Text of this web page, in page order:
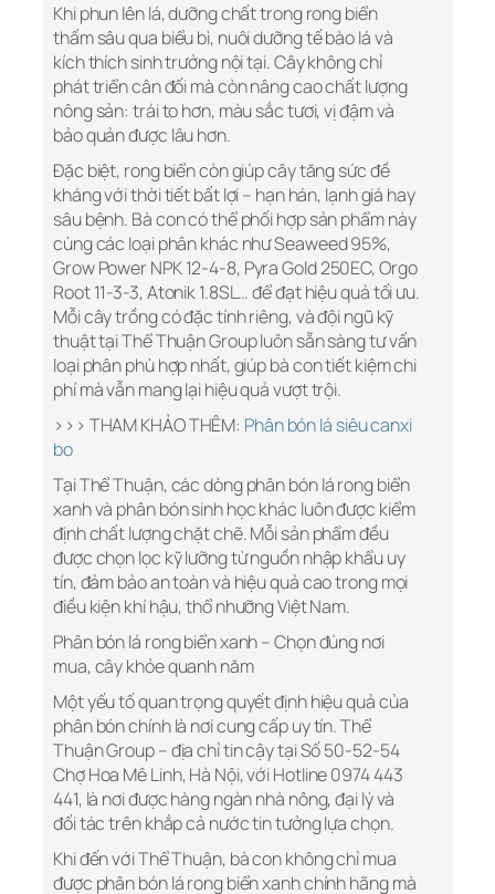
Khi phun lên lá, dưỡng chất trong rong biển
thấm sâu qua biểu bì, nuôi dưỡng tế bào lá và
kích thích sinh trưởng nội tại. Cây không chỉ
phát triển cân đối mà còn nâng cao chất lượng
nông sản: trái to hơn, màu sắc tươi, vị đậm và
bảo quản được lâu hơn.
Đặc biệt, rong biển còn giúp cây tăng sức đề
kháng với thời tiết bất lợi – hạn hán, lạnh giá hay
sâu bệnh. Bà con có thể phối hợp sản phẩm này
cùng các loại phân khác như Seaweed 95%,
Grow Power NPK 12-4-8, Pyra Gold 250EC, Orgo
Root 11-3-3, Atonik 1.8SL… để đạt hiệu quả tối ưu.
Mỗi cây trồng có đặc tính riêng, và đội ngũ kỹ
thuật tại Thể Thuận Group luôn sẵn sàng tư vấn
loại phân phù hợp nhất, giúp bà con tiết kiệm chi
phí mà vẫn mang lại hiệu quả vượt trội.
>>> THAM KHẢO THÊM: Phân bón lá siêu canxi
bo
Tại Thể Thuận, các dòng phân bón lá rong biển
xanh và phân bón sinh học khác luôn được kiểm
định chất lượng chặt chẽ. Mỗi sản phẩm đều
được chọn lọc kỹ lưỡng từ nguồn nhập khẩu uy
tín, đảm bảo an toàn và hiệu quả cao trong mọi
điều kiện khí hậu, thổ nhưỡng Việt Nam.
Phân bón lá rong biển xanh – Chọn đúng nơi
mua, cây khỏe quanh năm
Một yếu tố quan trọng quyết định hiệu quả của
phân bón chính là nơi cung cấp uy tín. Thể
Thuận Group – địa chỉ tin cậy tại Số 50-52-54
Chợ Hoa Mê Linh, Hà Nội, với Hotline 0974 443
441, là nơi được hàng ngàn nhà nông, đại lý và
đối tác trên khắp cả nước tin tưởng lựa chọn.
Khi đến với Thể Thuận, bà con không chỉ mua
được phân bón lá rong biển xanh chính hãng mà